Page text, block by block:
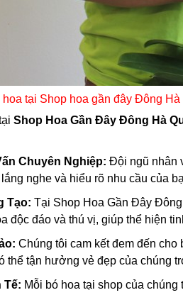
tại Shop hoa gần đây Đông Hà
Shop Hoa Gần Đây Đông Hà
Chuyên Nghiệp: Đội ngũ nhân
nghe và hiểu rõ nhu cầu của
Tạo: Tại Shop Hoa Gần Đây
độc đáo và thú vị, giúp thể hiện
Chúng tôi cam kết đem đến
thể tận hưởng vẻ đẹp của chúng
Tế: Mỗi bó hoa tại shop của